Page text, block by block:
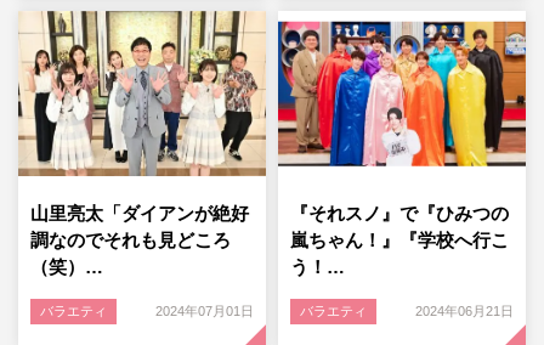
山里亮太「ダイアンが絶好
調なのでそれも見どころ
（笑）…
バラエティ 2024年07月01日
『それスノ』で『ひみつの
嵐ちゃん！』『学校へ行こ
う！…
バラエティ 2024年06月21日